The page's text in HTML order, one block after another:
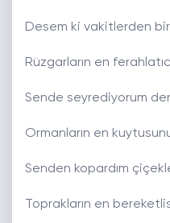
Desem ki vakitlerden bir
Rüzgarların en
Sende seyrediyorum
Ormanların en
Senden kopardım
Toprakların en